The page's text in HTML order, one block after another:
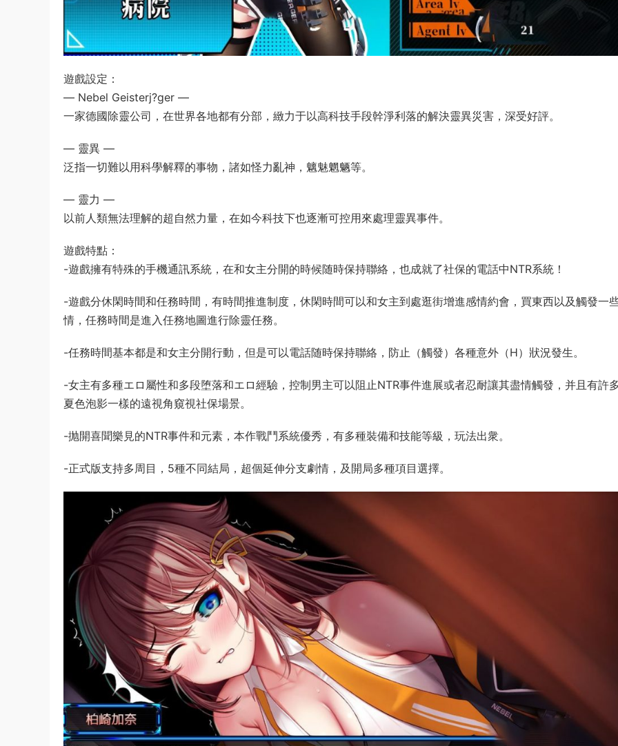
遊戲設定：
― Nebel Geisterj?ger ―
一家德國除靈公司，在世界各地都有分部，緻力于以高科技手段幹淨利落的解決靈異災害，深受好評。
― 靈異 ―
泛指一切難以用科學解釋的事物，諸如怪力亂神，魑魅魍魉等。
― 靈力 ―
以前人類無法理解的超自然力量，在如今科技下也逐漸可控用來處理靈異事件。
遊戲特點：
-遊戲擁有特殊的手機通訊系統，在和女主分開的時候随時保持聯絡，也成就了社保的電話中NTR系統！
-遊戲分休閑時間和任務時間，有時間推進制度，休閑時間可以和女主到處逛街增進感情約會，買東西以及觸發一
情，任務時間是進入任務地圖進行除靈任務。
-任務時間基本都是和女主分開行動，但是可以電話随時保持聯絡，防止（觸發）各種意外（H）狀況發生。
-女主有多種エロ屬性和多段堕落和エロ經驗，控制男主可以阻止NTR事件進展或者忍耐讓其盡情觸發，并且有許
夏色泡影一樣的遠視角窺視社保場景。
-抛開喜聞樂見的NTR事件和元素，本作戰鬥系統優秀，有多種裝備和技能等級，玩法出衆。
-正式版支持多周目，5種不同結局，超個延伸分支劇情，及開局多種項目選擇。